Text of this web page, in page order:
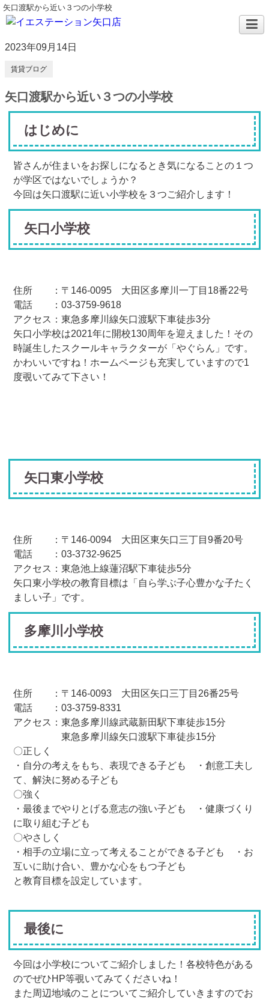
矢口渡駅から近い３つの小学校
2023年09月14日
賃貸ブログ
矢口渡駅から近い３つの小学校
はじめに
皆さんが住まいをお探しになるとき気になることの１つ
が学区ではないでしょうか？
今回は矢口渡駅に近い小学校を３つご紹介します！
矢口小学校
住所 ：〒146-0095 大田区多摩川一丁目18番22号
電話 ：03-3759-9618
アクセス：東急多摩川線矢口渡駅下車徒歩3分
矢口小学校は2021年に開校130周年を迎えました！その
時誕生したスクールキャラクターが「やぐらん」です。
かわいいですね！ホームページも充実していますので1
度覗いてみて下さい！
矢口東小学校
住所 ：〒146-0094 大田区東矢口三丁目9番20号
電話 ：03-3732-9625
アクセス：東急池上線蓮沼駅下車徒歩5分
矢口東小学校の教育目標は「自ら学ぶ子心豊かな子たく
ましい子」です。
多摩川小学校
住所 ：〒146-0093 大田区矢口三丁目26番25号
電話 ：03-3759-8331
アクセス：東急多摩川線武蔵新田駅下車徒歩15分
東急多摩川線矢口渡駅下車徒歩15分
〇正しく
・自分の考えをもち、表現できる子ども ・創意工夫し
て、解決に努める子ども
〇強く
・最後までやりとげる意志の強い子ども ・健康づくり
に取り組む子ども
〇やさしく
・相手の立場に立って考えることができる子ども ・お
互いに助け合い、豊かな心をもつ子ども
と教育目標を設定しています。
最後に
今回は小学校についてご紹介しました！各校特色がある
のでぜひHP等覗いてみてくださいね！
また周辺地域のことについてご紹介していきますのでお